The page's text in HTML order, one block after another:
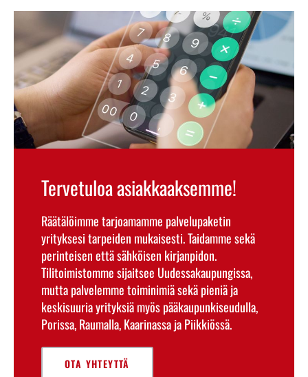
Tervetuloa asiakkaaksemme!
Räätälöimme tarjoamamme palvelupaketin
yrityksesi tarpeiden mukaisesti. Taidamme sekä
perinteisen että sähköisen kirjanpidon.
Tilitoimistomme sijaitsee Uudessakaupungissa,
mutta palvelemme toiminimiä sekä pieniä ja
keskisuuria yrityksiä myös pääkaupunkiseudulla,
Porissa, Raumalla, Kaarinassa ja Piikkiössä.
OTA YHTEYTTÄ